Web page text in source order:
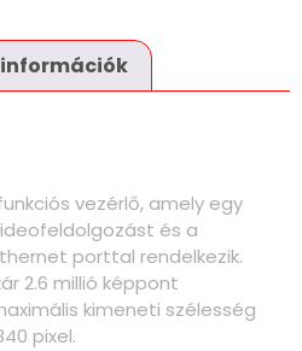
vezérlő, amely egy
és a
porttal rendelkezik.
2.6 millió képpont
kimeneti szélesség
pixel.